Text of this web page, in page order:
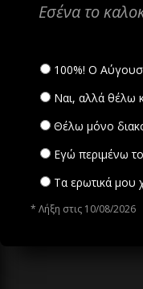
Εσένα το
100%! Ο
Ναι, αλλά θέλω
Θέλω μόνο
Εγώ περιμένω
Τα ερωτικά μου
* Λήξη στις 10/08/2026